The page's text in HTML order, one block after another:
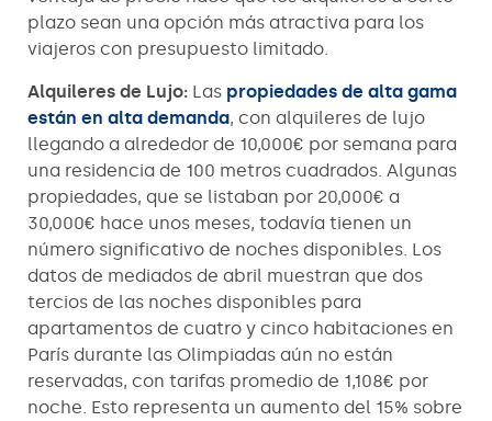
plazo sean una opción más atractiva para los
viajeros con presupuesto limitado.
Alquileres de Lujo: Las propiedades de alta gama
están en alta demanda, con alquileres de lujo
llegando a alrededor de 10,000€ por semana para
una residencia de 100 metros cuadrados. Algunas
propiedades, que se listaban por 20,000€ a
30,000€ hace unos meses, todavía tienen un
número significativo de noches disponibles. Los
datos de mediados de abril muestran que dos
tercios de las noches disponibles para
apartamentos de cuatro y cinco habitaciones en
París durante las Olimpiadas aún no están
reservadas, con tarifas promedio de 1,108€ por
noche. Esto representa un aumento del 15% sobre